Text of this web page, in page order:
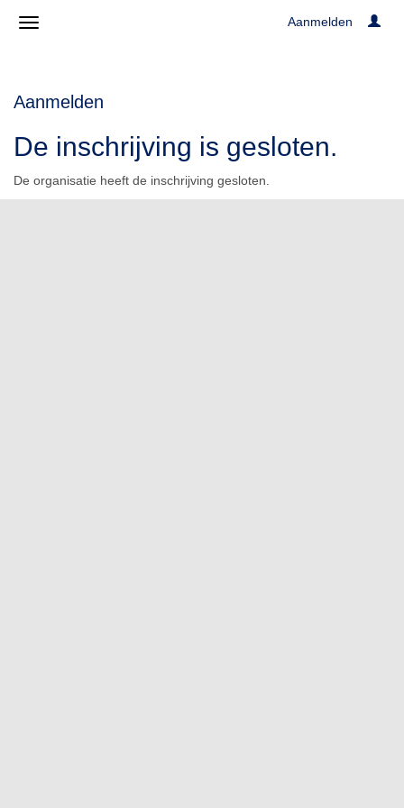
Aanmelden
Aanmelden
De inschrijving is gesloten.
De organisatie heeft de inschrijving gesloten.